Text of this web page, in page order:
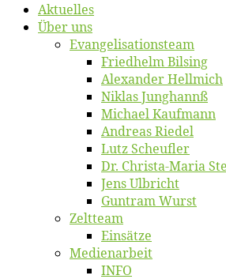
Ak­tu­el­les
Über uns
Evangelisa­tions­team
Fried­helm Bilsing
Alex­an­der Hellmich
Ni­klas Junghannß
Mi­cha­el Kaufmann
An­dre­as Riedel
Lutz Scheuf­ler
Dr. Chris­­ta-Ma­ria
Jens Ulb­richt
Gun­tram Wurst
Zelt­team
Ein­sät­ze
Me­di­en­ar­beit
INFO